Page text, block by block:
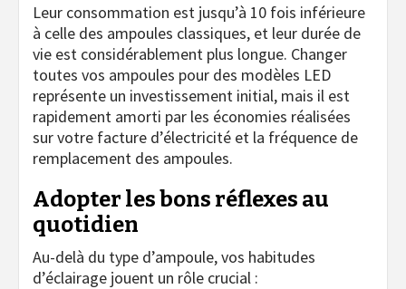
Leur consommation est jusqu’à 10 fois inférieure
à celle des ampoules classiques, et leur durée de
vie est considérablement plus longue. Changer
toutes vos ampoules pour des modèles LED
représente un investissement initial, mais il est
rapidement amorti par les économies réalisées
sur votre facture d’électricité et la fréquence de
remplacement des ampoules.
Adopter les bons réflexes au
quotidien
Au-delà du type d’ampoule, vos habitudes
d’éclairage jouent un rôle crucial :